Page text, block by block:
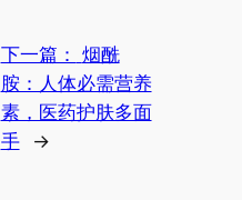
下一篇： 烟酰
胺：人体必需营养
素，医药护肤多面
手
→